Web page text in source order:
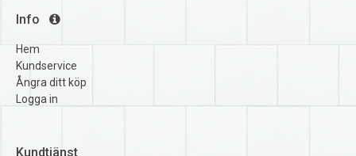
Info
Hem
Kundservice
Ångra ditt köp
Logga in
Kundtjänst